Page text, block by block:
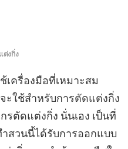
ต่งกิ่ง
เครื่องมือที่เหมาะสม
ใช้สำหรับการตัดแต่งกิ่ง
ตัดแต่งกิ่ง นั่นเอง เป็นที่
ำสวนนี้ได้รับการออกแบบ